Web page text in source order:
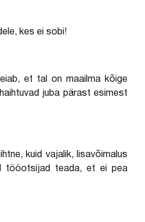
kes ei sobi!
et tal on maailma kõige
juba pärast esimest
kuid vajalik, lisavõimalus
tööotsijad teada, et ei pea